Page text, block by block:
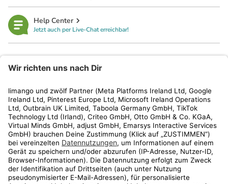
Help Center
Jetzt auch per Live-Chat erreichbar!
Kundenservice
Shop
Aktionen
Travel